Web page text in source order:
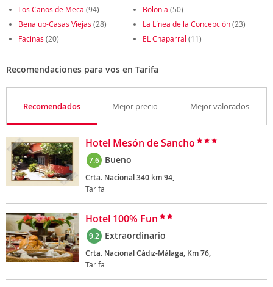
Los Caños de Meca (94) Bolonia (50)
Benalup-Casas Viejas (28) La Línea de la Concepción(23)
Facinas (20) EL Chaparral (11)
Recomendaciones para vos en Tarifa
Recomendados Mejor precio Mejor valorados
Hotel Mesón de Sancho
7.6 Bueno
Crta. Nacional 340 km 94,
Tarifa
Hotel 100% Fun
9.2 Extraordinario
Crta. Nacional Cádiz-Málaga, Km 76,
Tarifa